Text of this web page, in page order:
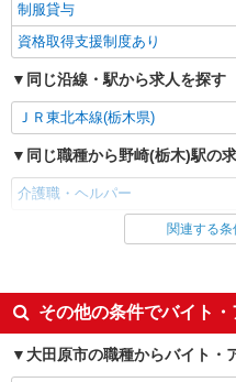
制服貸与
資格取得支援制度あり
同じ沿線・駅から求人を探す
ＪＲ東北本線(栃木県)
同じ職種から野崎(栃木)駅の
介護職・ヘルパー
同じ雇用形態から野崎(栃木)
同じ特徴から野崎(栃木)駅の
入社日応相談
経験者・有資格者歓迎
関連する
その他の条件でバイト
大田原市の職種からバイト・